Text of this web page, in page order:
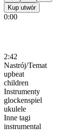
Kup utwór
0:00
2:42
Nastrój/Temat
upbeat
children
Instrumenty
glockenspiel
ukulele
Inne tagi
instrumental